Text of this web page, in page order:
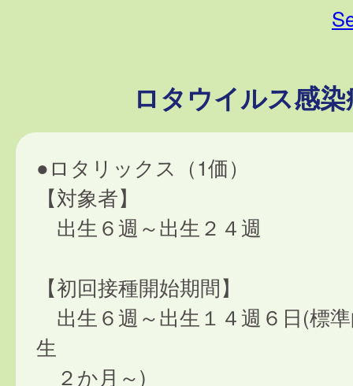
ロタウイルス感染
●ロタリックス（1価）
【対象者】
出生６週～出生２４週
【初回接種開始期間】
出生６週～出生１４週６日(標
生
２か月～)